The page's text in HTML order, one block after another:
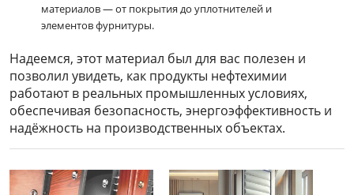
материалов — от покрытия до уплотнителей и
элементов фурнитуры.
Надеемся, этот материал был для вас полезен и
позволил увидеть, как продукты нефтехимии
работают в реальных промышленных условиях,
обеспечивая безопасность, энергоэффективность и
надёжность на производственных объектах.